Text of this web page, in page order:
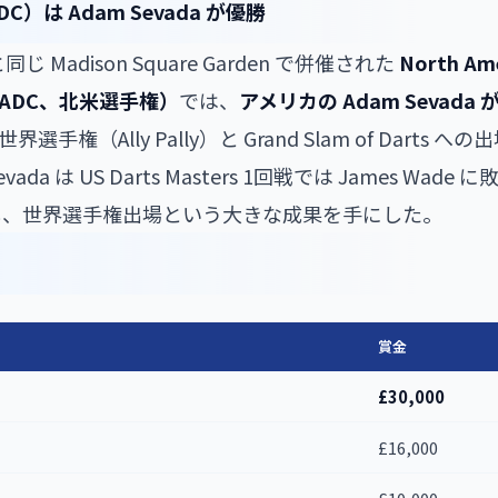
）は Adam Sevada が優勝
じ Madison Square Garden で併催された North
、北米選手権） では、 アメリカの Adam Sevada
界選手権（Ally Pally）と Grand Slam of Darts への
は US Darts Masters 1回戦では James Wade に
世界選手権出場という大きな成果を手にした。
賞金
£30,000
£16,000